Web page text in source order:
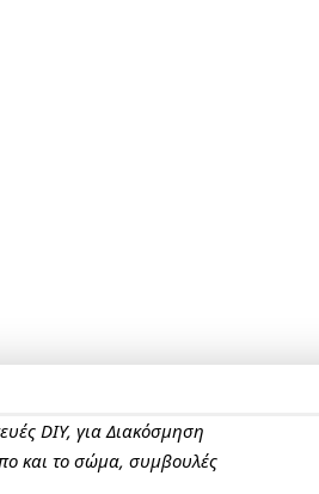
DIY, για Διακόσμηση
και το σώμα, συμβουλές